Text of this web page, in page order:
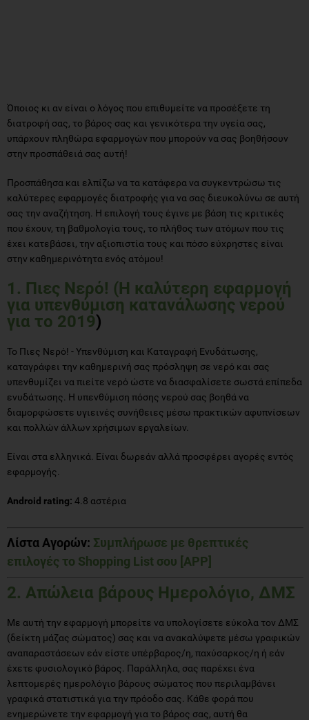
Όποιος κι αν είναι ο λόγος που επιθυμείτε να προσέξετε τη
διατροφή σας, το βάρος σας και γενικότερα την υγεία σας,
υπάρχουν πληθώρα εφαρμογών που μπορούν να σας βοηθήσουν
στην προσπάθειά σας αυτή!
Προσπάθησα και ελπίζω να τα κατάφερα να συγκεντρώσω τις
καλύτερες εφαρμογές διατροφής για να σας διευκολύνω σε αυτή
σας την αναζήτηση. Η επιλογή τους έγινε με βάση τις κριτικές
που έχουν, τη βαθμολογία τους, το πλήθος των ατόμων που τις
έχει κατεβάσει, την αξιοπιστία τους και πόσο εύχρηστες είναι
στην καθημερινότητα ενός ατόμου!
1. Πιες Νερό! (Η καλύτερη εφαρμογή
για υπενθύμιση κατανάλωσης νερού
για το 2019)
To Πιες Νερό! - Υπενθύμιση και Καταγραφή Ενυδάτωσης,
καταγράφει την καθημερινή σας πρόσληψη σε νερό και σας
υπενθυμίζει να πιείτε νερό ώστε να διασφαλίσετε σωστά επίπεδα
ενυδάτωσης. Η υπενθύμιση πόσης νερού σας βοηθά να
διαμορφώσετε υγιεινές συνήθειες μέσω πρακτικών αφυπνίσεων
και πολλών άλλων χρήσιμων εργαλείων.
Είναι στα ελληνικά. Είναι δωρεάν αλλά προσφέρει αγορές εντός
εφαρμογής.
Android rating: 4.8 αστέρια
Λίστα Αγορών: Συμπλήρωσε με θρεπτικές
επιλογές το Shopping List σου [APP]
2. Απώλεια βάρους Ημερολόγιο, ΔΜΣ
Με αυτή την εφαρμογή μπορείτε να υπολογίσετε εύκολα τον ΔΜΣ
(δείκτη μάζας σώματος) σας και να ανακαλύψετε μέσω γραφικών
αναπαραστάσεων εάν είστε υπέρβαρος/η, παχύσαρκος/η ή εάν
έχετε φυσιολογικό βάρος. Παράλληλα, σας παρέχει ένα
λεπτομερές ημερολόγιο βάρους σώματος που περιλαμβάνει
γραφικά στατιστικά για την πρόοδο σας. Κάθε φορά που
ενημερώνετε την εφαρμογή για το βάρος σας, αυτή θα